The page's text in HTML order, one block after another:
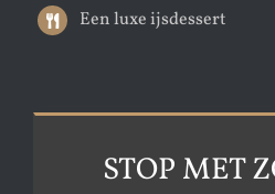
Een luxe ijsdessert
STOP MET